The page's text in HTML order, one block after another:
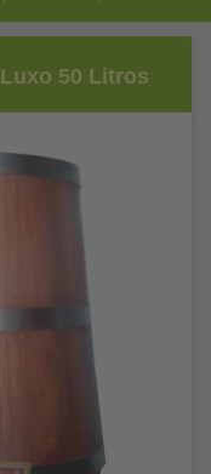
50 Litros